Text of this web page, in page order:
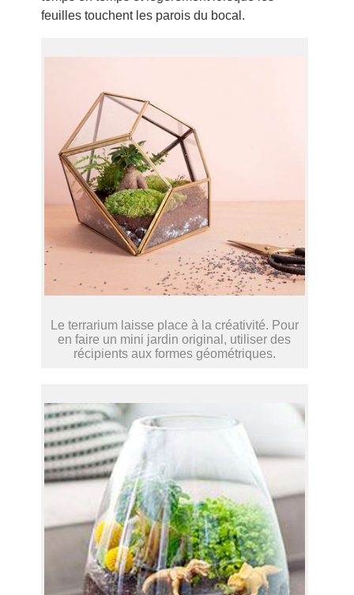
feuilles touchent les parois du bocal.
Le terrarium laisse place à la créativité. Pour
en faire un mini jardin original, utiliser des
récipients aux formes géométriques.